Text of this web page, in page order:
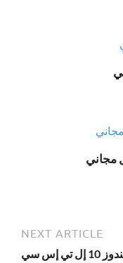
NEXT ARTICLE
إل تي إس سي